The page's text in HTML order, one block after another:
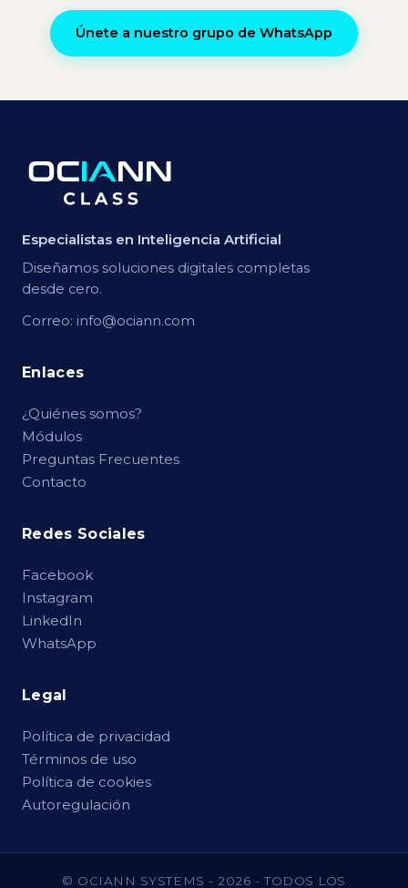
Únete a nuestro grupo de WhatsApp
Especialistas en Inteligencia Artificial
Diseñamos soluciones digitales completas
desde cero.
Correo: info@ociann.com
Enlaces
¿Quiénes somos?
Módulos
Preguntas Frecuentes
Contacto
Redes Sociales
Facebook
Instagram
LinkedIn
WhatsApp
Legal
Política de privacidad
Términos de uso
Política de cookies
Autoregulación
© OCIANN SYSTEMS - 2026 - TODOS LOS